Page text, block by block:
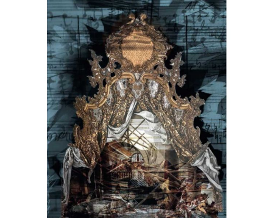
Bildergalerie